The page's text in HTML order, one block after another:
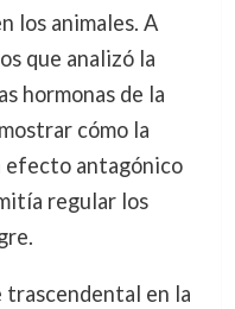
los animales. A
que analizó la
hormonas de la
cómo la
efecto antagónico
regular los
trascendental en la